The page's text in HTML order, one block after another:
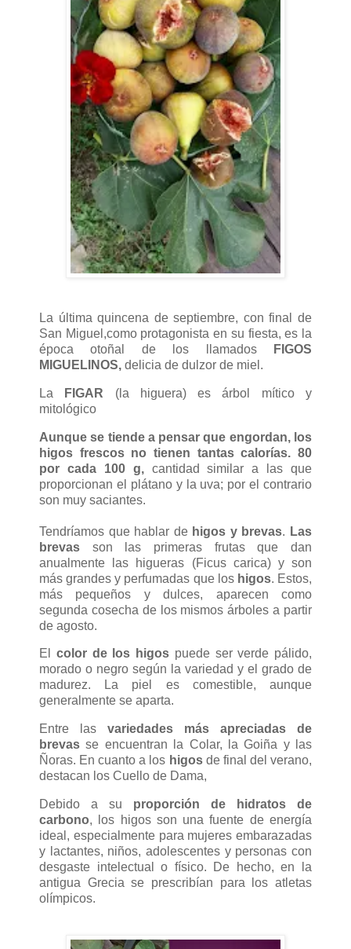
La última quincena de septiembre, con final de
San Miguel,como protagonista en su fiesta, es la
época otoñal de los llamados
FIGOS
MIGUELINOS, delicia de dulzor de miel.
La FIGAR (la higuera) es árbol mítico y
mitológico
Aunque se tiende a pensar que engordan, los
higos frescos no tienen tantas calorías. 80
por cada 100 g,cantidad similar a las que
proporcionan el plátano y la uva; por el contrario
son muy saciantes.
Tendríamos que hablar dehigos y brevas. Las
brevas son las primeras frutas que dan
anualmente las higueras (Ficus carica) y son
más grandes y perfumadas que loshigos. Estos,
más pequeños y dulces, aparecen como
segunda cosecha de los mismos árboles a partir
de agosto.
El color de los higos puede ser verde pálido,
morado o negro según la variedad y el grado de
madurez. La piel es comestible, aunque
generalmente se aparta.
Entre las variedades más apreciadas de
brevas se encuentran la Colar, la Goiña y las
Ñoras. En cuanto a los higosde final del verano,
destacan los Cuello de Dama,
Debido a su proporción de hidratos de
carbono, los higos son una fuente de energía
ideal, especialmente para mujeres embarazadas
y lactantes, niños, adolescentes y personas con
desgaste intelectual o físico. De hecho, en la
antigua Grecia se prescribían para los atletas
olímpicos.